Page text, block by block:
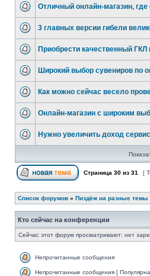
Отличный онлайн-магазин,
3 главных версии гибели
Приобрести качественный
Широкий выбор сувениров по
Как можно сейчас весело
Онлайн-магазин с широким
Нужно увеличить доход
Страница 30 из 31 [
Список форумов » Пиздёж на разные темы
Кто сейчас на конференции
Сейчас этот форум просматривают: нет
Непрочитанные сообщения
Непрочитанные сообщения [